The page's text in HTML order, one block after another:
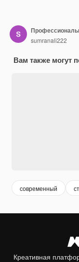
sumranali222
Вам также могут
современный
Креативная